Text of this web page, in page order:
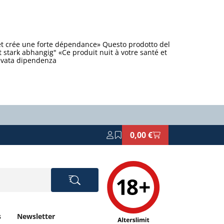
crée une forte dépendance» Questo prodotto del
abhangig" «Ce produit nuit à votre santé et
dipendenza
0,00 €
Newsletter